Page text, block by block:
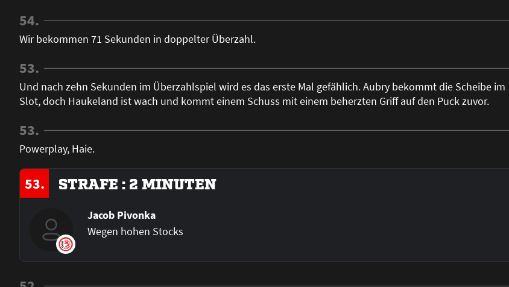
54.
Wir bekommen 71 Sekunden in doppelter Überzahl.
53.
Und nach zehn Sekunden im Überzahlspiel wird es das erste Mal gefählich. Aubry bekommt die Scheibe im
Slot, doch Haukeland ist wach und kommt einem Schuss mit einem beherzten Griff auf den Puck zuvor.
53.
Powerplay, Haie.
53. STRAFE : 2 MINUTEN
Jacob Pivonka
Wegen hohen Stocks